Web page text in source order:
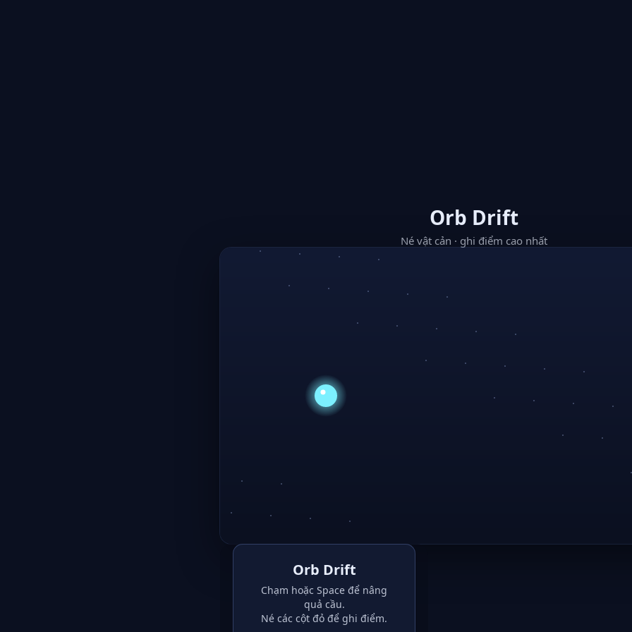
Orb Drift
Né vật cản · ghi điểm cao nhất
Orb Drift
Chạm hoặc Space để nâng
quả cầu.
Né các cột đỏ để ghi điểm.